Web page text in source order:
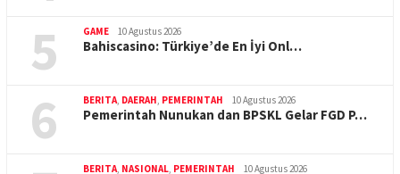
5 GAME 10 Agustus 2026
Bahiscasino: Türkiye’de En İyi Onl…
6 BERITA DAERAH PEMERINTAH 10 Agustus 2026
Pemerintah Nunukan dan BPSKL Gelar FGD P…
BERITA NASIONAL PEMERINTAH 10 Agustus 2026